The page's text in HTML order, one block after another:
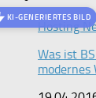
KI-GENERIERTES BILD
Hosting
Was ist
modernes